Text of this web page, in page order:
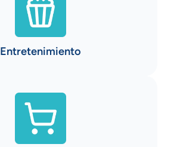
Entretenimiento